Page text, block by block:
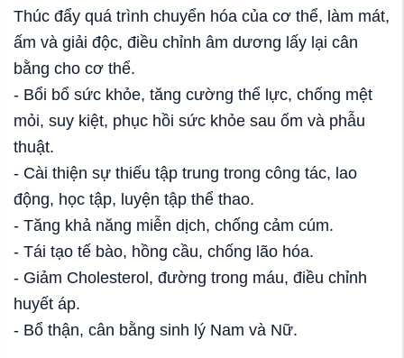
Thúc đẩy quá trình chuyển hóa của cơ thể, làm mát,
ấm và giải độc, điều chỉnh âm dương lấy lại cân
bằng cho cơ thể.
- Bổi bổ sức khỏe, tăng cường thể lực, chống mệt
mỏi, suy kiệt, phục hồi sức khỏe sau ốm và phẫu
thuật.
- Cài thiện sự thiếu tập trung trong công tác, lao
động, học tập, luyện tập thể thao.
- Tăng khả năng miễn dịch, chống cảm cúm.
- Tái tạo tế bào, hồng cầu, chống lão hóa.
- Giảm Cholesterol, đường trong máu, điều chỉnh
huyết áp.
- Bổ thận, cân bằng sinh lý Nam và Nữ.